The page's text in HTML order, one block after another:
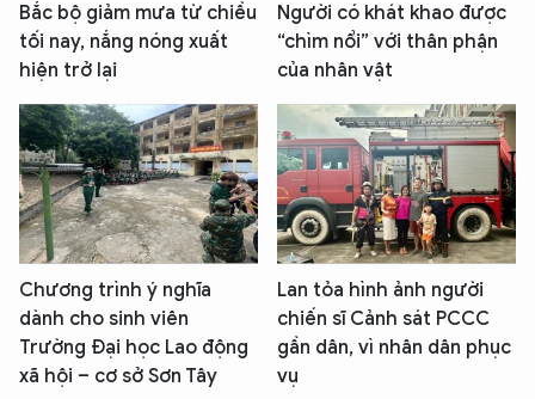
Bắc bộ giảm mưa từ chiều
tối nay, nắng nóng xuất
hiện trở lại
Người có khát khao được
“chìm nổi” với thân phận
của nhân vật
Chương trình ý nghĩa
dành cho sinh viên
Trường Đại học Lao động
xã hội – cơ sở Sơn Tây
Lan tỏa hình ảnh người
chiến sĩ Cảnh sát PCCC
gần dân, vì nhân dân phục
vụ